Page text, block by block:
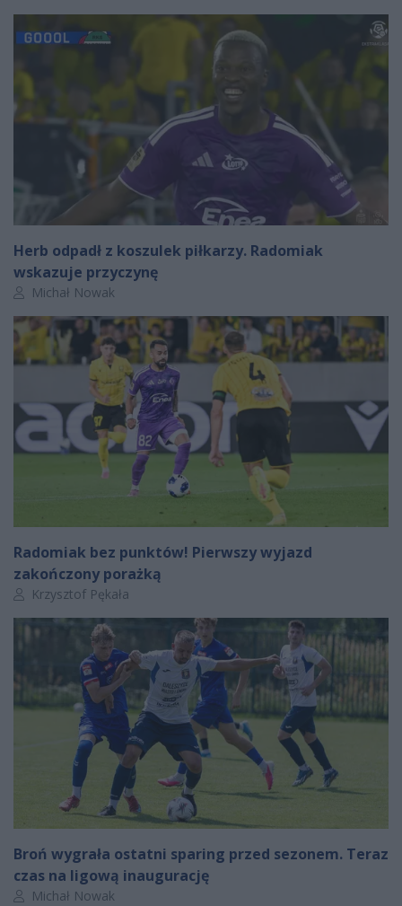
Herb odpadł z koszulek piłkarzy. Radomiak
wskazuje przyczynę
Autor artykułu:
Michał Nowak
Radomiak bez punktów! Pierwszy wyjazd
zakończony porażką
Autor artykułu:
Krzysztof Pękała
Broń wygrała ostatni sparing przed sezonem. Teraz
czas na ligową inaugurację
Autor artykułu:
Michał Nowak